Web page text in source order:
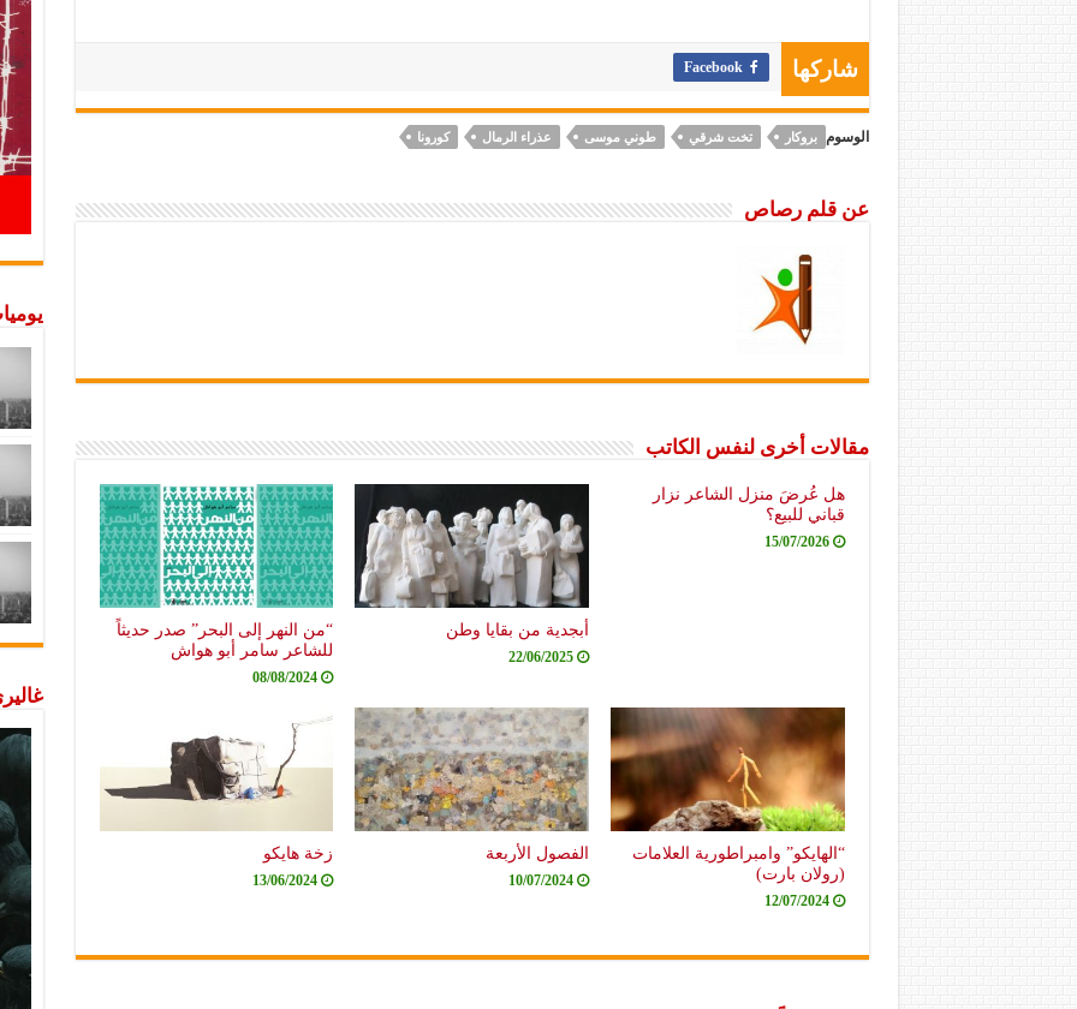
شاركها Facebook
الوسوم بروكار تخت شرقي طوني موسى عذراء الرمال كورونا
عن قلم رصاص
مقالات أخرى لنفس الكاتب
هل عُرضَ منزل الشاعر نزار
قباني للبيع؟
15/07/2026
أبجدية من بقايا وطن
22/06/2025
“من النهر إلى البحر” صدر حديثاً
للشاعر سامر أبو هواش
08/08/2024
“الهايكو” وامبراطورية العلامات
(رولان بارت)
12/07/2024
الفصول الأربعة
10/07/2024
زخة هايكو
13/06/2024